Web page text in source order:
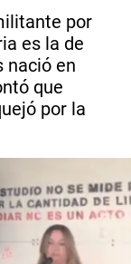
por
es la de
nació en
que
por la